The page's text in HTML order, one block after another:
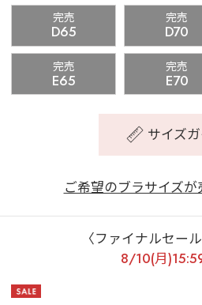
完売
D65
完売
D70
完売
E65
完売
E70
サイズ
ご希望のブラサイズが
〈ファイナルセー
8/10(月